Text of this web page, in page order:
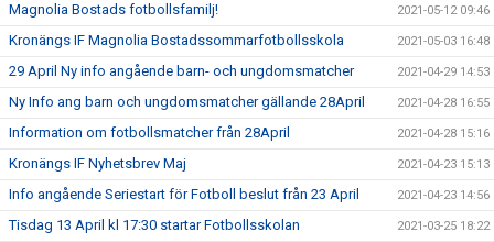
Magnolia Bostads fotbollsfamilj! 2021-05-12 09:46
Kronängs IF Magnolia Bostadssommarfotbollsskola 2021-05-03 16:48
29 April Ny info angående barn- och ungdomsmatcher 2021-04-29 14:53
Ny Info ang barn och ungdomsmatcher gällande 28April 2021-04-28 16:55
Information om fotbollsmatcher från 28April 2021-04-28 15:16
Kronängs IF Nyhetsbrev Maj 2021-04-23 15:13
Info angående Seriestart för Fotboll beslut från 23 April 2021-04-23 14:56
Tisdag 13 April kl 17:30 startar Fotbollsskolan 2021-03-25 18:22